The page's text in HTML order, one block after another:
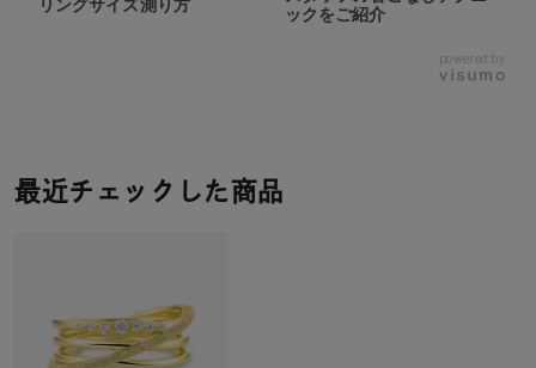
リングサイズ測り方
ックをご紹介
powered by
最近チェックした商品